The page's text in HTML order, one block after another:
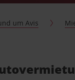
um Avis